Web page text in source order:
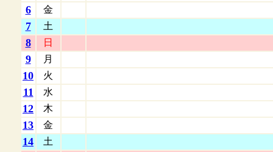
6 金
7 土
8 日
9 月
10 火
11 水
12 木
13 金
14 土